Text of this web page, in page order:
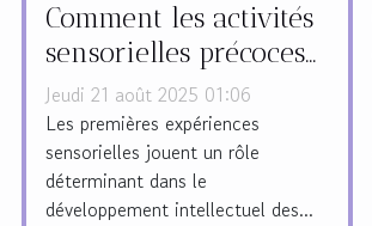
Comment les activités
sensorielles précoces
façonnent
l'intelligence des
enfants ?
Jeudi 21 août 2025 01:06
Les premières expériences
sensorielles jouent un rôle
déterminant dans le
développement intellectuel des...